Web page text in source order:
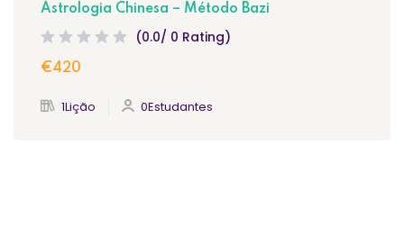
Astrologia Chinesa – Método Bazi
(0.0/ 0 Rating)
€420
1Lição 0Estudantes